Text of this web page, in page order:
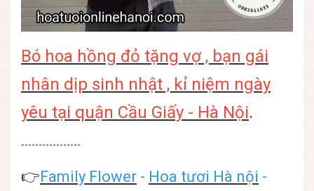
Bó hoa hồng đỏ tặng vợ , bạn gái
nhân dịp sinh nhật , kỉ niệm ngày
yêu tại quận Cầu Giấy - Hà Nội.
-----------------
👉Family Flower - Hoa tươi Hà nội -